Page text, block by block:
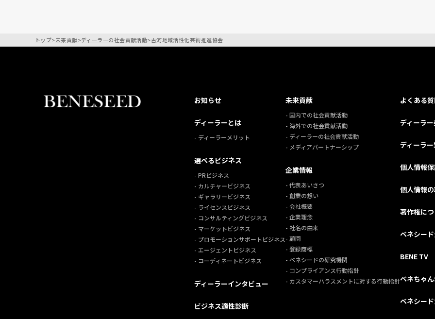
トップ>未来貢献>ディーラーの社会貢献活動>古河地域活性化芸術推進協会
お知らせ
ディーラーとは
- ディーラーメリット
選べるビジネス
- PRビジネス
- カルチャービジネス
- ギャラリービジネス
- ライセンスビジネス
- コンサルティングビジネス
- マーケットビジネス
- プロモーションサポートビジネス
- エージェントビジネス
- コーディネートビジネス
ディーラーインタビュー
ビジネス適性診断
未来貢献
- 国内での社会貢献活動
- 海外での社会貢献活動
- ディーラーの社会貢献活動
- メディアパートナーシップ
企業情報
- 代表あいさつ
- 創業の想い
- 会社概要
- 企業理念
- 社名の由来
- 顧問
- 登録商標
- ベネシードの研究機関
- コンプライアンス行動指針
- カスタマーハラスメントに対する行動指針
よくある
ディーラ
ディーラ
個人情報
個人情報
著作権に
ベネシー
BENE TV
ベネちゃ
ベネシー